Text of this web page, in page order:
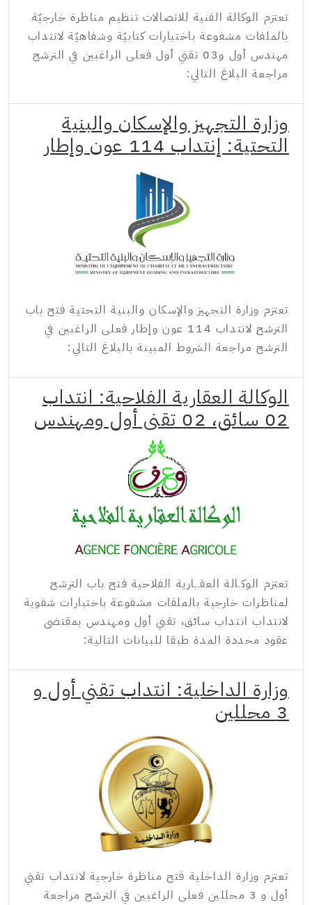
تعتزم الوكالة الفنية للاتصالات تنظيم مناظرة خارجيّة
بالملفات مشفوعة باختبارات كتابيّة وشفاهيّة لانتداب
مهندس أول و03 تقني أول فعلى الراغبين في الترشح
مراجعة البلاغ التالي:
وزارة التجهيز والإسكان والبنية
التحتية: إنتداب 114 عون وإطار
تعتزم وزارة التجهيز والإسكان والبنية التحتية فتح باب
الترشح لانتداب 114 عون وإطار فعلى الراغبين في
الترشح مراجعة الشروط المبينة بالبلاغ التالي:
الوكالة العقارية الفلاحية: انتداب
02 سائق، 02 تقني أول ومهندس
تعتزم الوكـالة العقــارية الفلاحية فتح باب الترشح
لمناظرات خارجية بالملفات مشفوعة باختبارات شفوية
لانتداب انتداب سائق، تقني أول ومهندس بمقتضى
عقود محددة المدة طبقا للبيانات التالية:
وزارة الداخلية: انتداب تقني أول و
3 محللين
تعتزم وزارة الداخلية فتح مناظرة خارجية لانتداب تقني
أول و 3 محللين فعلى الراغبين في الترشح مراجعة